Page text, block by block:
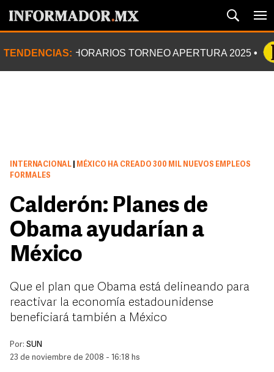
TENDENCIAS: HORARIOS TORNEO APERTURA 2025
INTERNACIONAL
MÉXICO HA CREADO 300 MIL NUEVOS EMPLEOS
FORMALES
Calderón: Planes de
Obama ayudarían a
México
Que el plan que Obama está delineando para
reactivar la economía estadounidense
beneficiará también a México
Por: SUN
23 de noviembre de 2008 - 16:18 hs